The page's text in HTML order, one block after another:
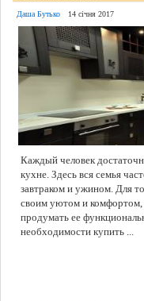
Даша Бутько 14 січня 2017
Каждый человек
кухне. Здесь вся семья
завтраком и ужином. Для
своим уютом и
продумать ее
необходимости купить ...